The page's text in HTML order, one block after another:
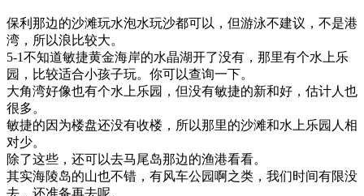
保利那边的沙滩玩水泡水玩沙都可以，但游泳不建议，不是港
湾，所以浪比较大。
5-1不知道敏捷黄金海岸的水晶湖开了没有，那里有个水上乐
园，比较适合小孩子玩。你可以查询一下。
大角湾好像也有个水上乐园，但没有敏捷的新和好，估计人也
很多。
敏捷的因为楼盘还没有收楼，所以那里的沙滩和水上乐园人相
对少。
除了这些，还可以去马尾岛那边的渔港看看。
其实海陵岛的山也不错，有风车公园啊之类，我们时间有限没